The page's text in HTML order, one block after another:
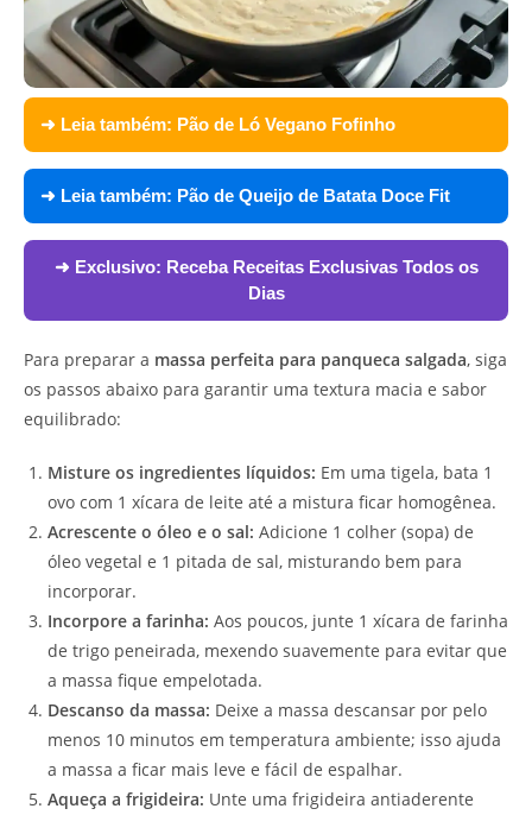
➜ Leia também: Pão de Ló Vegano Fofinho
➜ Leia também: Pão de Queijo de Batata Doce Fit
➜ Exclusivo: Receba Receitas Exclusivas Todos os
Dias
Para preparar a massa perfeita para panqueca salgada, siga
os passos abaixo para garantir uma textura macia e sabor
equilibrado:
Misture os ingredientes líquidos: Em uma tigela, bata 1
ovo com 1 xícara de leite até a mistura ficar homogênea.
Acrescente o óleo e o sal: Adicione 1 colher (sopa) de
óleo vegetal e 1 pitada de sal, misturando bem para
incorporar.
Incorpore a farinha: Aos poucos, junte 1 xícara de farinha
de trigo peneirada, mexendo suavemente para evitar que
a massa fique empelotada.
Descanso da massa: Deixe a massa descansar por pelo
menos 10 minutos em temperatura ambiente; isso ajuda
a massa a ficar mais leve e fácil de espalhar.
Aqueça a frigideira: Unte uma frigideira antiaderente